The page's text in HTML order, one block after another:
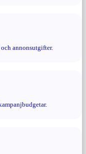
annonsutgifter.